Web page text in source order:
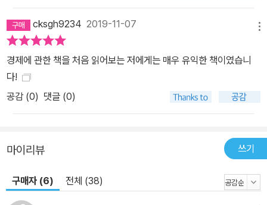
cksgh9234 2019-11-07
경제에 관한 책을 처음 읽어보는 저에게는 매우 유익한 책이였습니
다!
공감 (0) 댓글 (0)
마이리뷰 쓰기
구매자 (6) 전체 (38)